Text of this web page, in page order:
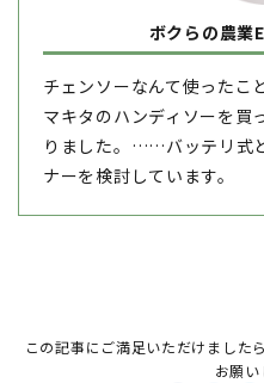
ボクらの農業
チェンソーなんて使ったこ
マキタのハンディソーを買
りました。……バッテリ式
ナーを検討しています。
この記事にご満足いただけました
お願い